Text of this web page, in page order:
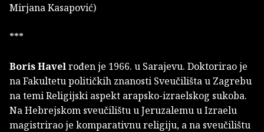
Mirjana Kasapović)
***
Boris Havelrođen je 1966. u Sarajevu. Doktorirao je
na Fakultetu političkih znanosti Sveučilišta u Zagrebu
na temi Religijski aspekt arapsko-izraelskog sukoba.
Na Hebrejskom sveučilištu u Jeruzalemu u Izraelu
magistrirao je komparativnu religiju, a na sveučilištu